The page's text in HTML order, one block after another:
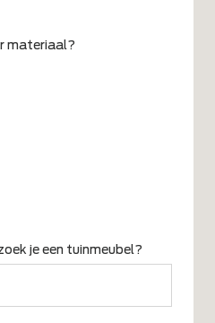
materiaal?
je een tuinmeubel?